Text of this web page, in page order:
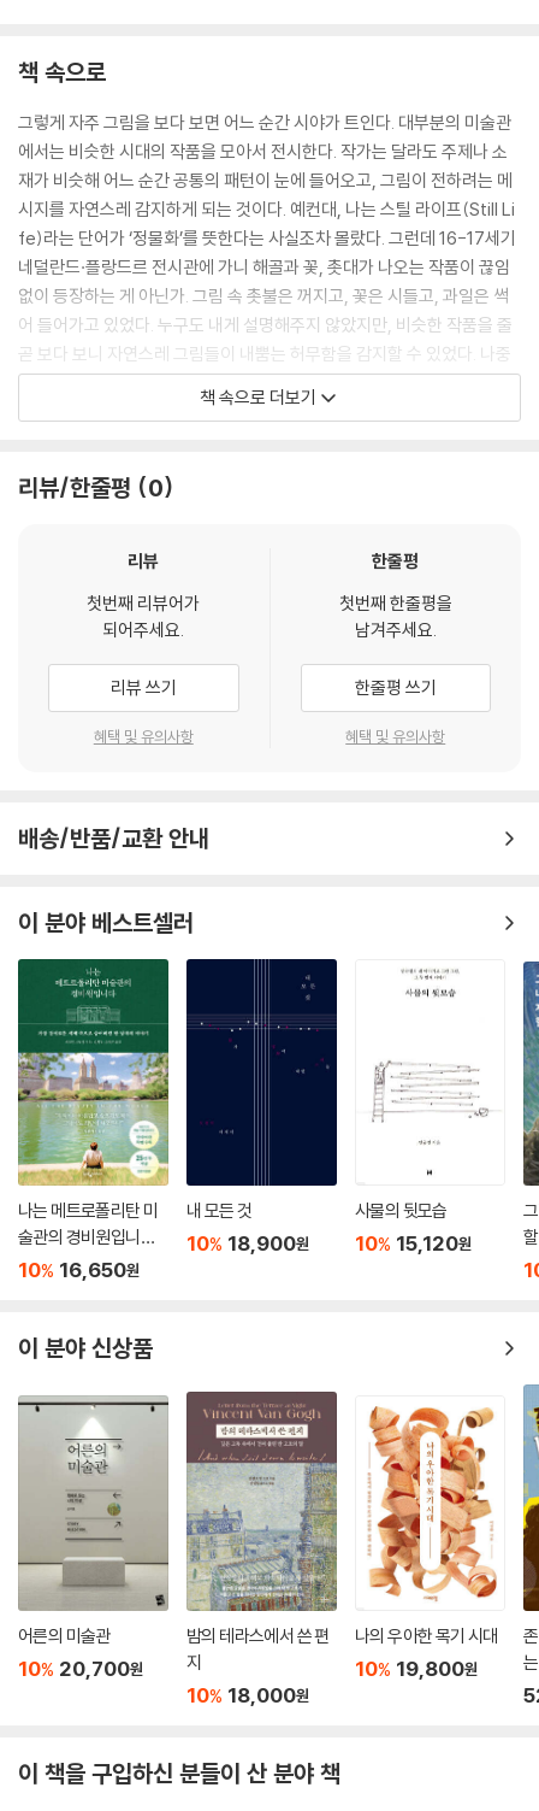
책 속으로
그렇게 자주 그림을 보다 보면 어느 순간 시야가 트인다. 대부분의 미술관
에서는 비슷한 시대의 작품을 모아서 전시한다. 작가는 달라도 주제나 소
재가 비슷해 어느 순간 공통의 패턴이 눈에 들어오고, 그림이 전하려는 메
시지를 자연스레 감지하게 되는 것이다. 예컨대, 나는 스틸 라이프(Still Li
fe)라는 단어가 ‘정물화’를 뜻한다는 사실조차 몰랐다. 그런데 16-17세기
네덜란드·플랑드르 전시관에 가니 해골과 꽃, 촛대가 나오는 작품이 끊임
없이 등장하는 게 아닌가. 그림 속 촛불은 꺼지고, 꽃은 시들고, 과일은 썩
어 들어가고 있었다. 누구도 내게 설명해주지 않았지만, 비슷한 작품을 줄
곧 보다 보니 자연스레 그림들이 내뿜는 허무함을 감지할 수 있었다. 나중
에야 그것들이 라틴어로 공허, 가치 없음을 뜻하는 ‘바니타스(Vanitas)’
정물화라는 것을 알았다. 아무리 아름다워도, 아무리 많은 부와 명예를 갖
주는 그림 장르가 바로 스틸 라이프, 정물화였다.
와 마음 깊숙한 곳에 자리 잡은 편견의 머리채를 잡고 뿌리까지 사정없이
뜯어내는, 바로 그런 존재. 미술관은 그래서 때때로 성찰의 장소가 된다. 예
술작품을 보러 들어갔지만, 끝내 나 자신과 맞닥뜨리고 나오는 곳.
--- pp.38-39
석에 놓인 의자는 사실 전시 지킴이의 휴식용 의자일 뿐이다. 하지만 왠지
그림을 본다는 것은 자신 혹은 타인과 대화를 나누는 행위와 다름없다. 혼
자 전시를 본 여성들은 눈앞의 작품을 곱씹으며 질문하고, 생각했다. 그 질
문은 기존 질서에 대한 의문을 낳았고, 그 의문은 독자적이고 주체적인 세
계상을 키웠다. 이때 여성들의 머릿속에 싹튼 세계상은 가부장제가 강요해
온 ‘전통적인 모습’과 단연코 일치하지 않았다. 미술관은 그녀들의 상상력
에 날개를 달아줬고, 상상력은 여성이 가부장제의 일렬종대에서 벗어나
“문턱 너머 저편”(시인 에이드리언 리치의 표현)으로 날아가는 데에 힘을
보탰다. 문턱 너머 저편엔 무엇이 있을까. 아무도 몰랐다. 심지어 여성 자신
조차도.
--- p.72
세 시간 동안 실내에서 걷기만 했을 뿐인데, 왜 국토 종주라도 한 듯 진이
요 저것은 빨강인가?’ 수준이 된다. 알고 보니 이 증상에는 이름이 있었다.
바로 ‘뮤지엄 레그(Museum Leg)’. 나만의 독특한 문제가 아니라 많은 이
가 겪는 현상이었던 것이다. 그런데 루브르 같은 대형 미술관뿐만 아니라
작은 미술관을 돌아본 뒤에도 우리는 종종 ‘뮤지엄 레그’에 시달린다. 도대
체 왜 그럴까?
--- p.84
미술관을 거닐다 보면 그림만큼이나 자주 마주치는 것이 바로 액자다. 그
림을 돋보이게 해주는 조연이 지만, 때로는 이 액자 자체가 눈길을 사로잡
을 때가 있다. 어느 날 문득 그림과 한 몸처럼 붙어 있는 액자를 보며 이런
생각이 들었다. ‘액자는 내게 ‘닻’이자 ‘돛’이면서 ‘덫’이로구나.’
알랭 드 보통에 따르면, 미술관 관람의 진정한 핵심은 예술가의 눈을 통해
중요한 것은 그 예술가가 좋아했을 법한 물건, 그의 작품세계와 통하는 물
책 속으로 더보기
리뷰/한줄평 0
리뷰
첫번째 리뷰어가
되어주세요.
리뷰 쓰기
혜택 및 유의사항
한줄평
첫번째 한줄평을
남겨주세요.
한줄평 쓰기
혜택 및 유의사항
배송/반품/교환 안내
이 분야 베스트셀러
나는 메트로폴리탄 미
술관의 경비원입니다
(25만 부 기념 전면 개
10% 16,650원
내 모든 것
10% 18,900원
사물의 뒷모습
10% 15,120원
이 분야 신상품
어른의 미술관
10% 20,700원
밤의 테라스에서 쓴 편
지
10% 18,000원
나의 우아한 목기 시대
10% 19,800원
이 책을 구입하신 분들이 산 분야 책